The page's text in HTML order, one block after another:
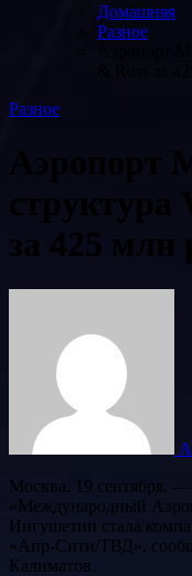
Домашняя
Разное
Разное
Аэропорт
за 425 млн
Москва. 19 сентября. — Покупателем 100% акций АО
«Международный
Ингушетии стала
«Апр-Сити/ТВД»,
Калиматов.